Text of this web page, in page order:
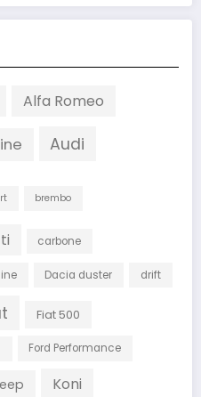
Alfa Romeo
Audi
brembo
carbone
Dacia duster drift
Fiat 500
Ford Performance
Koni